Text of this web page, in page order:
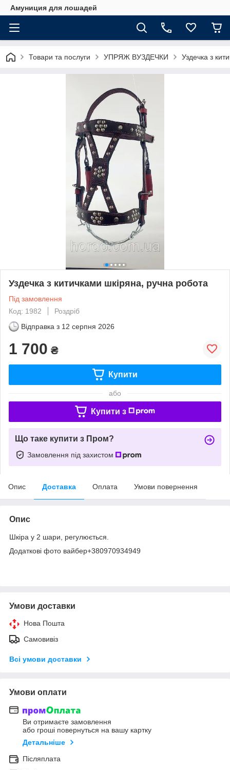
Амуниция для лошадей
Товари та послуги УПРЯЖ ВУЗДЕЧКИ Уздечка з
Уздечка з китичками шкіряна, ручна робота
Під замовлення
Код: 1982
Роздріб
Відправка з 12 серпня 2026
1 700 ₴
Купити
або
Купити з
Що таке купити з Пром?
Замовлення під захистом
Опис Доставка Оплата Умови повернення
Опис
Шкіра у 2 шари, регулюється.
Додаткові фото вайбер+380970934949
Умови доставки
Нова Пошта
Самовивіз
Всі умови доставки
Умови оплати
Ви отримаєте замовлення
або гроші повернуться на вашу картку
Детальніше
Післяплата